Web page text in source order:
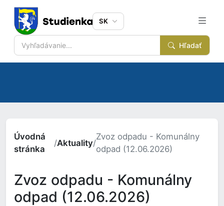
Hľadať
SK
Úvodná
stránka
/Aktuality/
Zvoz odpadu - Komunálny
odpad (12.06.2026)
Zvoz odpadu - Komunálny
odpad (12.06.2026)